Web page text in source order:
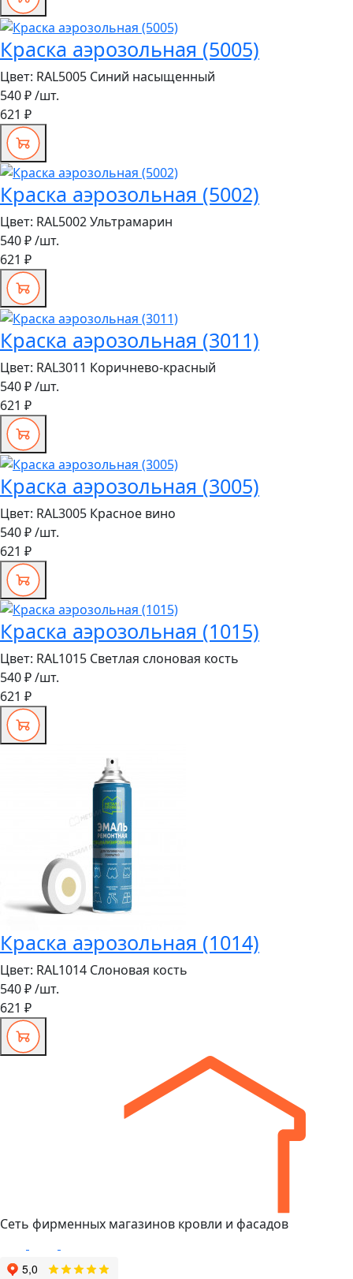
Краска аэрозольная (5005)
Цвет: RAL5005 Синий насыщенный
540 ₽/шт.
621 ₽
Краска аэрозольная (5002)
Цвет: RAL5002 Ультрамарин
540 ₽/шт.
621 ₽
Краска аэрозольная (3011)
Цвет: RAL3011 Коричнево-красный
540 ₽/шт.
621 ₽
Краска аэрозольная (3005)
Цвет: RAL3005 Красное вино
540 ₽/шт.
621 ₽
Краска аэрозольная (1015)
Цвет: RAL1015 Светлая слоновая кость
540 ₽/шт.
621 ₽
Краска аэрозольная (1014)
Цвет: RAL1014 Слоновая кость
540 ₽/шт.
621 ₽
Сеть фирменных магазинов кровли и фасадов